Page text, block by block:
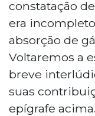
constatação
era
absorção de
Voltaremos a
breve
suas
epígrafe acima.